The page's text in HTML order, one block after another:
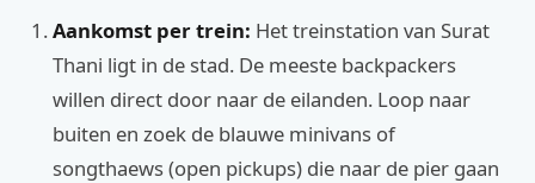
Aankomst per trein: Het treinstation van Surat
Thani ligt in de stad. De meeste backpackers
willen direct door naar de eilanden. Loop naar
buiten en zoek de blauwe minivans of
songthaews (open pickups) die naar de pier gaan